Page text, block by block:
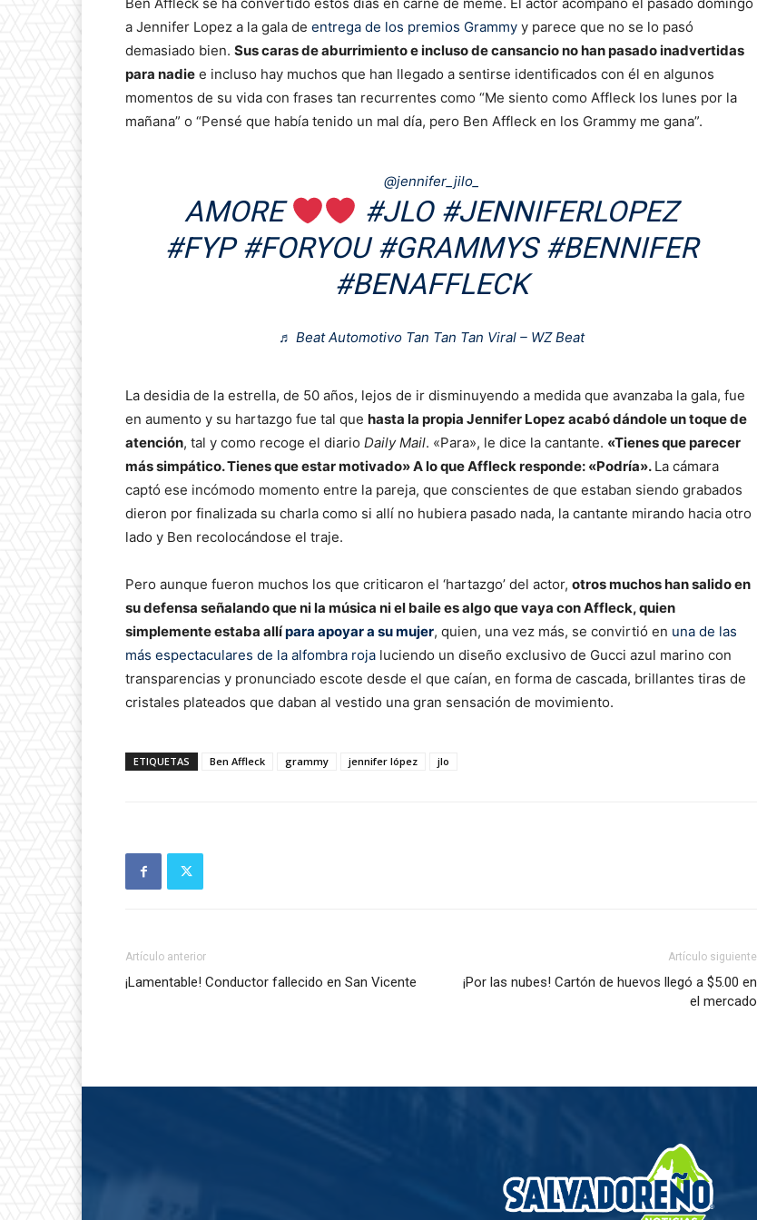
Ben Affleck se ha convertido estos días en carne de meme. El actor acompañó el pasado domingo
a Jennifer Lopez a la gala de entrega de los premios Grammy y parece que no se lo pasó
demasiado bien. Sus caras de aburrimiento e incluso de cansancio no han pasado inadvertidas
para nadie e incluso hay muchos que han llegado a sentirse identificados con él en algunos
momentos de su vida con frases tan recurrentes como “Me siento como Affleck los lunes por la
mañana” o “Pensé que había tenido un mal día, pero Ben Affleck en los Grammy me gana”.
@jennifer_jilo_
AMORE #JLO #JENNIFERLOPEZ
#FYP #FORYOU #GRAMMYS #BENNIFER
#BENAFFLECK
♬ Beat Automotivo Tan Tan Tan Viral – WZ Beat
La desidia de la estrella, de 50 años, lejos de ir disminuyendo a medida que avanzaba la gala, fue
en aumento y su hartazgo fue tal que hasta la propia Jennifer Lopez acabó dándole un toque de
atención, tal y como recoge el diario Daily Mail. «Para», le dice la cantante. «Tienes que parecer
más simpático. Tienes que estar motivado» A lo que Affleck responde: «Podría». La cámara
captó ese incómodo momento entre la pareja, que conscientes de que estaban siendo grabados
dieron por finalizada su charla como si allí no hubiera pasado nada, la cantante mirando hacia otro
lado y Ben recolocándose el traje.
Pero aunque fueron muchos los que criticaron el ‘hartazgo’ del actor, otros muchos han salido en
su defensa señalando que ni la música ni el baile es algo que vaya con Affleck, quien
simplemente estaba allípara apoyar a su mujer, quien, una vez más, se convirtió en una de las
más espectaculares de la alfombra roja luciendo un diseño exclusivo de Gucci azul marino con
transparencias y pronunciado escote desde el que caían, en forma de cascada, brillantes tiras de
cristales plateados que daban al vestido una gran sensación de movimiento.
ETIQUETAS Ben Affleck grammy jennifer lópez jlo
Artículo anterior
¡Lamentable! Conductor fallecido en San Vicente
Artículo siguiente
¡Por las nubes! Cartón de huevos llegó a $5.00 en
el mercado